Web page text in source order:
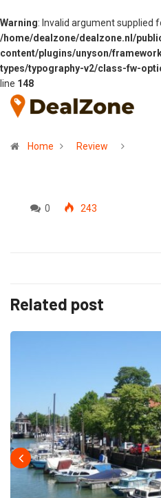
Warning: Invalid argument supplied
/home/dealzone/dealzone.nl/
content/plugins/unyson/
types/typography-v2/class-fw-
line 148
Home Review
0 243
Related post